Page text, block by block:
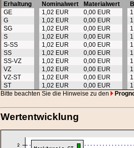
Erhaltung Nominalwert Materialwert
GE
1,02 EUR 0,00 EUR
G
1,02 EUR 0,00 EUR
SG
1,02 EUR 0,00 EUR
S
1,02 EUR 0,00 EUR
S-SS
1,02 EUR 0,00 EUR
SS
1,02 EUR 0,00 EUR
SS-VZ
1,02 EUR 0,00 EUR
VZ
1,02 EUR 0,00 EUR
VZ-ST
1,02 EUR 0,00 EUR
ST
1,02 EUR 0,00 EUR
Bitte beachten Sie die Hinweise zu den
Wertentwicklung